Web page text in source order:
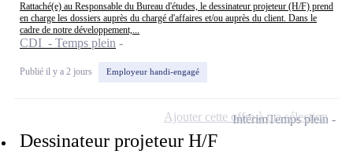
Rattaché(e) au Responsable du Bureau d'études, le dessinateur projeteur (H/F) prend
en charge les dossiers auprès du chargé d'affaires et/ou auprès du client. Dans le
cadre de notre développement,...
CDI - Temps plein
Publié il y a 2 jours Employeur handi-engagé
Dessinateur projeteur H/F
IntérimTemps plein
Ajouter cette offre à ma sélection